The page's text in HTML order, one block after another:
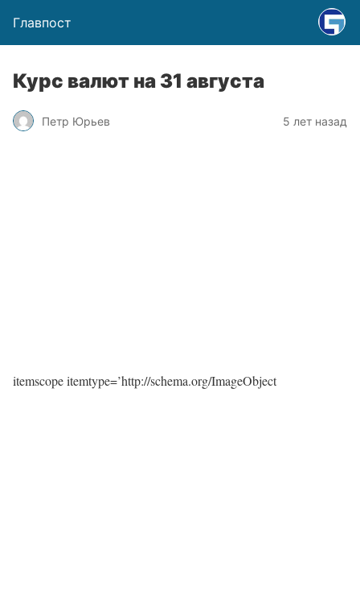
Главпост
Курс валют на 31 августа
Петр Юрьев 5 лет назад
itemscope itemtype=’http://schema.org/ImageObject